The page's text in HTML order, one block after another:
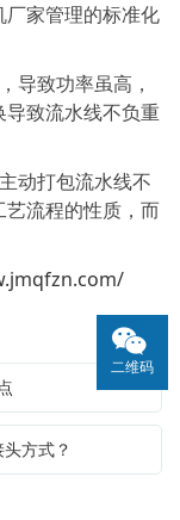
家管理的标准化
致功率虽高，
致流水线不负重
动打包流水线不
流程的性质，而
方式？
二维码